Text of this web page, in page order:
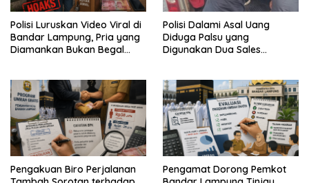
Polisi Luruskan Video Viral di
Bandar Lampung, Pria yang
Diamankan Bukan Begal
Polisi Dalami Asal Uang
Diduga Palsu yang
Digunakan Dua Sales
Pengakuan Biro Perjalanan
Pengamat Dorong Pemkot